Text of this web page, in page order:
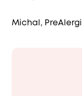
Michal,